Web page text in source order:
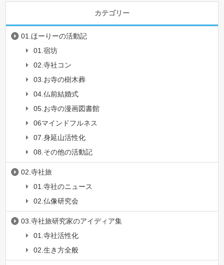
カテゴリー
01.ほーりーの活動記
01.宿坊
02.寺社コン
03.お寺の樹木葬
04.仏前結婚式
05.お寺の漫画図書館
06マインドフルネス
07.身延山活性化
08.その他の活動記
02.寺社旅
01.寺社のニュース
02.仏像研究会
03.寺社旅研究家のアイディア集
01.寺社活性化
02.生き方全般